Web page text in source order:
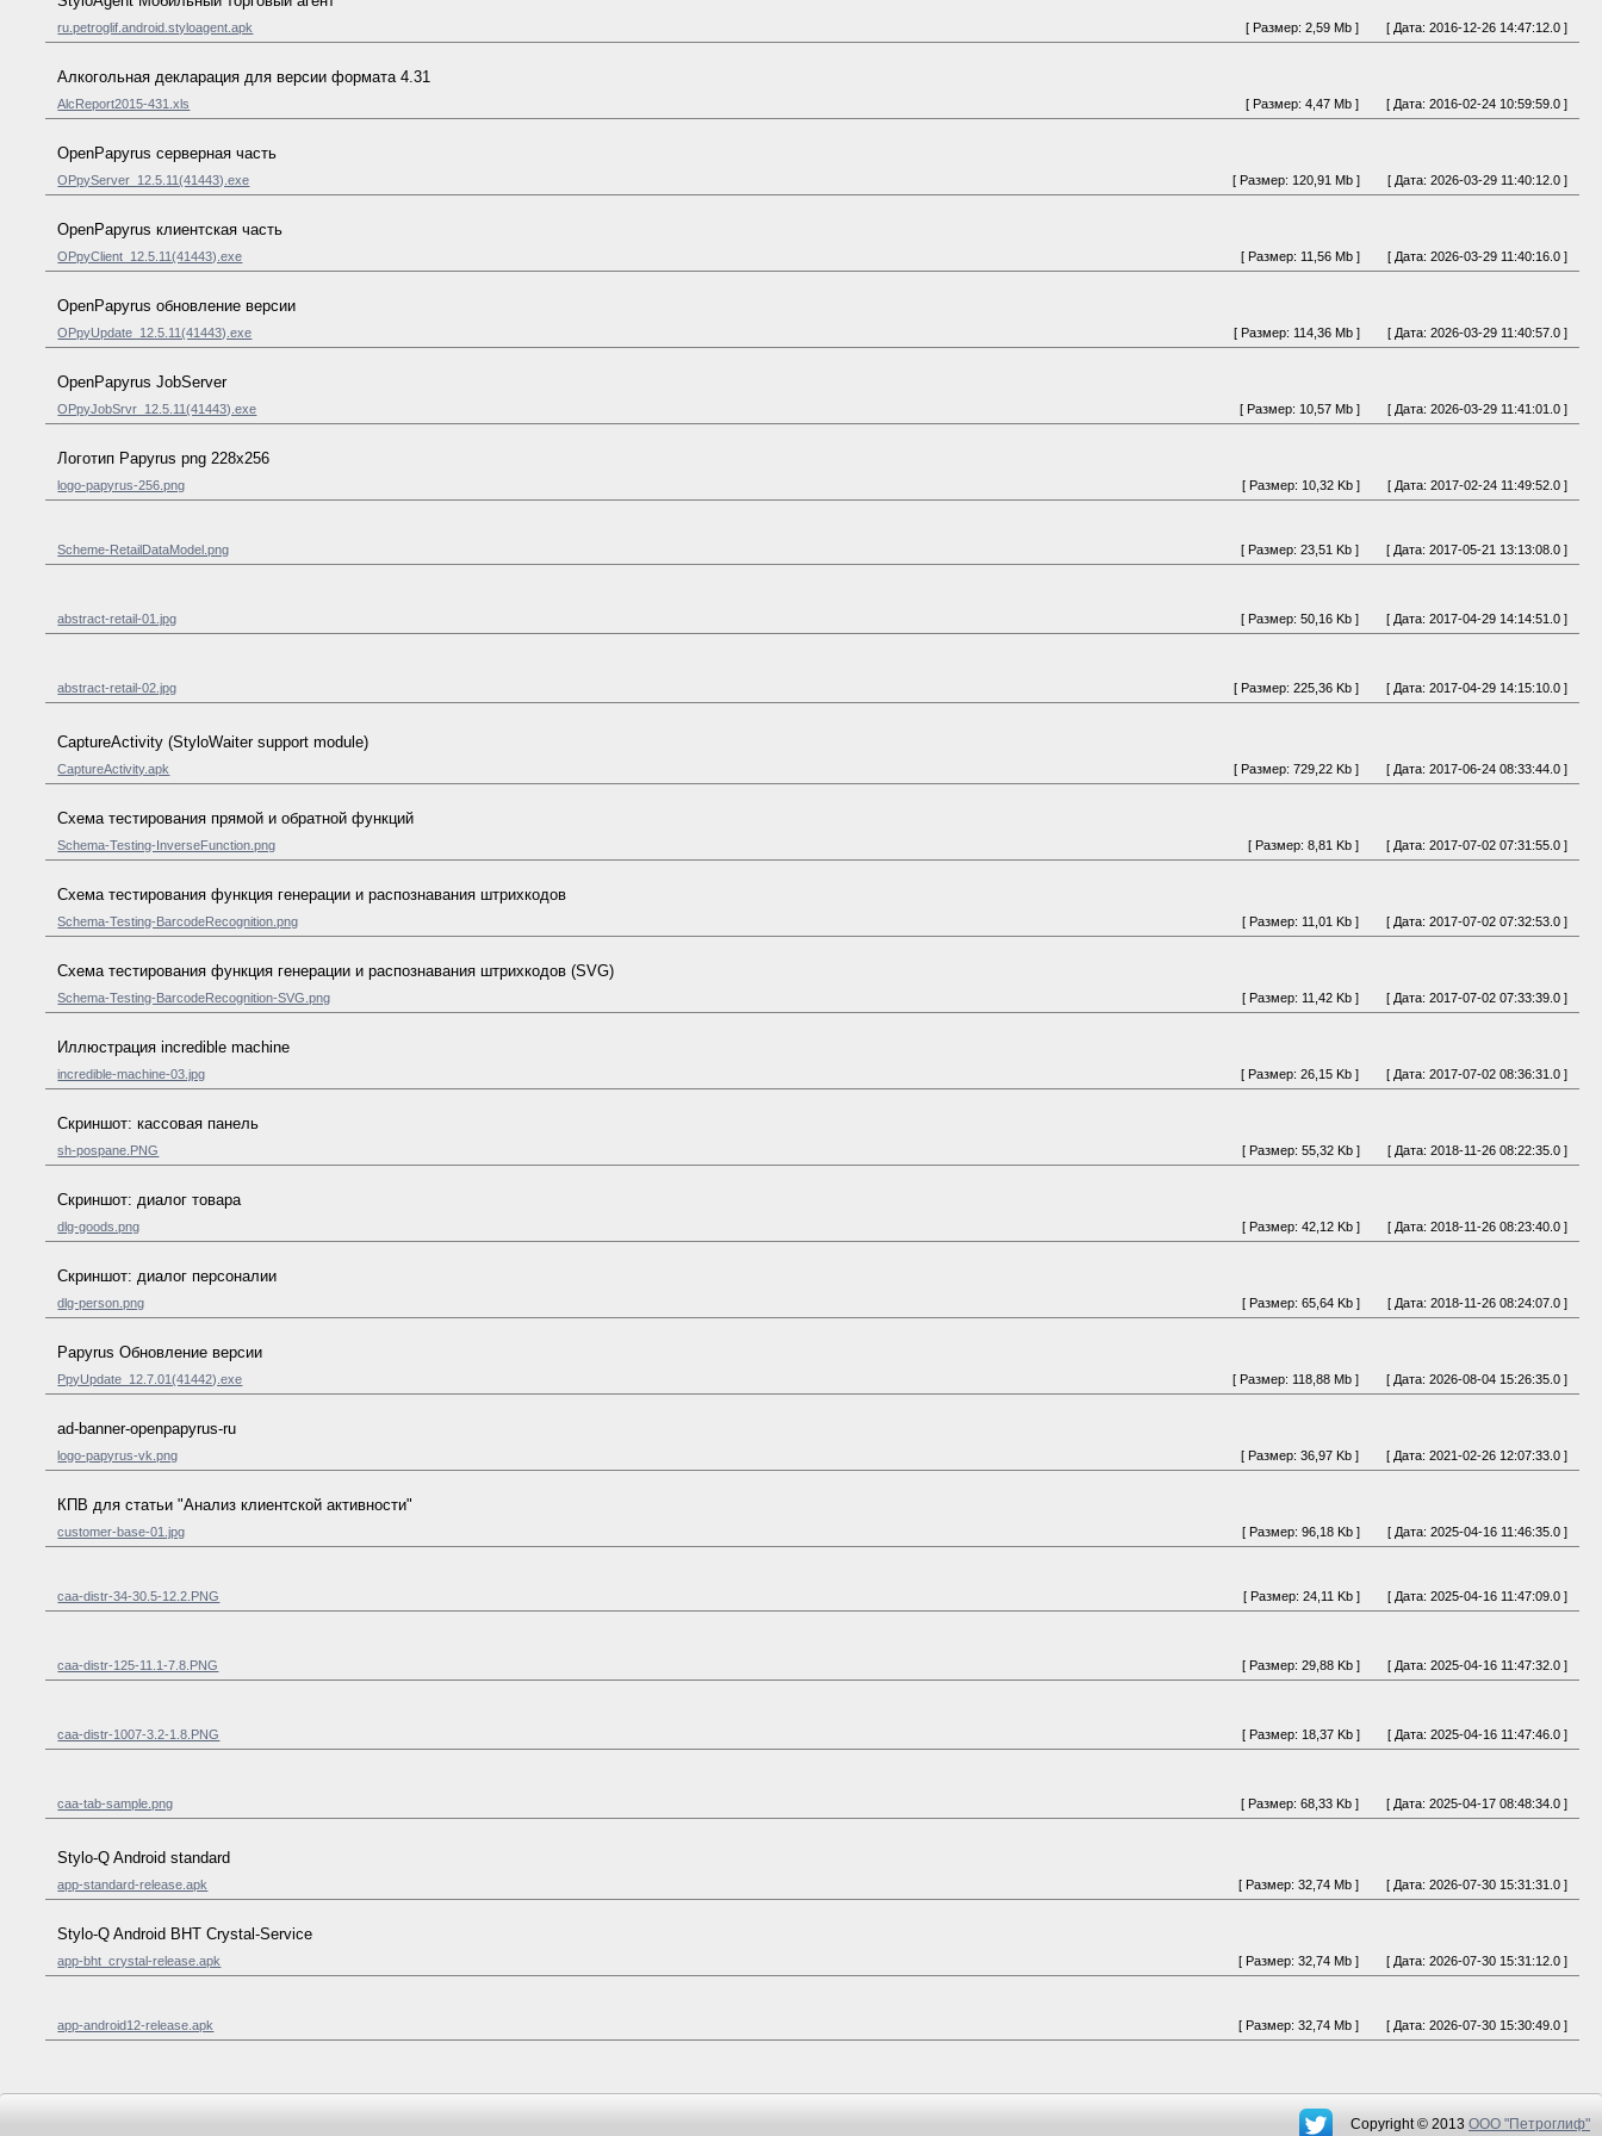
ru.petroglif.android.styloagent.apk [ Дата: 2016-12-26 14:47:12.0 ]
[ Размер: 2,59 Mb ]
Алкогольная декларация для версии формата 4.31
AlcReport2015-431.xls [ Дата: 2016-02-24 10:59:59.0 ]
[ Размер: 4,47 Mb ]
OpenPapyrus серверная часть
OPpyServer_12.5.11(41443).exe [ Дата: 2026-03-29 11:40:12.0 ]
[ Размер: 120,91 Mb ]
OpenPapyrus клиентская часть
OPpyClient_12.5.11(41443).exe [ Дата: 2026-03-29 11:40:16.0 ]
[ Размер: 11,56 Mb ]
OpenPapyrus обновление версии
OPpyUpdate_12.5.11(41443).exe [ Дата: 2026-03-29 11:40:57.0 ]
[ Размер: 114,36 Mb ]
OpenPapyrus JobServer
OPpyJobSrvr_12.5.11(41443).exe [ Дата: 2026-03-29 11:41:01.0 ]
[ Размер: 10,57 Mb ]
Логотип Papyrus png 228x256
logo-papyrus-256.png [ Дата: 2017-02-24 11:49:52.0 ]
[ Размер: 10,32 Kb ]
Scheme-RetailDataModel.png [ Дата: 2017-05-21 13:13:08.0 ]
[ Размер: 23,51 Kb ]
abstract-retail-01.jpg [ Дата: 2017-04-29 14:14:51.0 ]
[ Размер: 50,16 Kb ]
abstract-retail-02.jpg [ Дата: 2017-04-29 14:15:10.0 ]
[ Размер: 225,36 Kb ]
CaptureActivity (StyloWaiter support module)
CaptureActivity.apk [ Дата: 2017-06-24 08:33:44.0 ]
[ Размер: 729,22 Kb ]
Схема тестирования прямой и обратной функций
Schema-Testing-InverseFunction.png [ Дата: 2017-07-02 07:31:55.0 ]
[ Размер: 8,81 Kb ]
Схема тестирования функция генерации и распознавания штрихкодов
Schema-Testing-BarcodeRecognition.png [ Дата: 2017-07-02 07:32:53.0 ]
[ Размер: 11,01 Kb ]
Схема тестирования функция генерации и распознавания штрихкодов (SVG)
Schema-Testing-BarcodeRecognition-SVG.png [ Дата: 2017-07-02 07:33:39.0 ]
[ Размер: 11,42 Kb ]
Иллюстрация incredible machine
incredible-machine-03.jpg [ Дата: 2017-07-02 08:36:31.0 ]
[ Размер: 26,15 Kb ]
Скриншот: кассовая панель
sh-pospane.PNG [ Дата: 2018-11-26 08:22:35.0 ]
[ Размер: 55,32 Kb ]
Скриншот: диалог товара
dlg-goods.png [ Дата: 2018-11-26 08:23:40.0 ]
[ Размер: 42,12 Kb ]
Скриншот: диалог персоналии
dlg-person.png [ Дата: 2018-11-26 08:24:07.0 ]
[ Размер: 65,64 Kb ]
Papyrus Обновление версии
PpyUpdate_12.7.01(41442).exe [ Дата: 2026-08-04 15:26:35.0 ]
[ Размер: 118,88 Mb ]
ad-banner-openpapyrus-ru
logo-papyrus-vk.png [ Дата: 2021-02-26 12:07:33.0 ]
[ Размер: 36,97 Kb ]
КПВ для статьи "Анализ клиентской активности"
customer-base-01.jpg [ Дата: 2025-04-16 11:46:35.0 ]
[ Размер: 96,18 Kb ]
caa-distr-34-30.5-12.2.PNG [ Дата: 2025-04-16 11:47:09.0 ]
[ Размер: 24,11 Kb ]
caa-distr-125-11.1-7.8.PNG [ Дата: 2025-04-16 11:47:32.0 ]
[ Размер: 29,88 Kb ]
caa-distr-1007-3.2-1.8.PNG [ Дата: 2025-04-16 11:47:46.0 ]
[ Размер: 18,37 Kb ]
caa-tab-sample.png [ Дата: 2025-04-17 08:48:34.0 ]
[ Размер: 68,33 Kb ]
Stylo-Q Android standard
app-standard-release.apk [ Дата: 2026-07-30 15:31:31.0 ]
[ Размер: 32,74 Mb ]
Stylo-Q Android BHT Crystal-Service
app-bht_crystal-release.apk [ Дата: 2026-07-30 15:31:12.0 ]
[ Размер: 32,74 Mb ]
app-android12-release.apk [ Дата: 2026-07-30 15:30:49.0 ]
[ Размер: 32,74 Mb ]
Copyright © 2013 OOO "Петроглиф"